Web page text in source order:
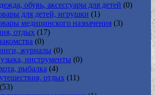
обувь, аксессуары для детей (0)
для детей, игрушки (1)
медицинского назначения (3)
отдых (17)
(0)
журналы (0)
инструменты (0)
рыбалка (4)
отдых (11)
(53)